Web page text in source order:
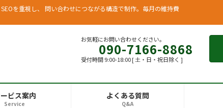
を重視し、 問い合わせにつながる構造で制作。毎月の維持費
お気軽にお問い合わせください。
090-7166-8868
受付時間 9:00-18:00 [ 土・日・祝日除く ]
ビス案内
Service
よくある質問
Q&A